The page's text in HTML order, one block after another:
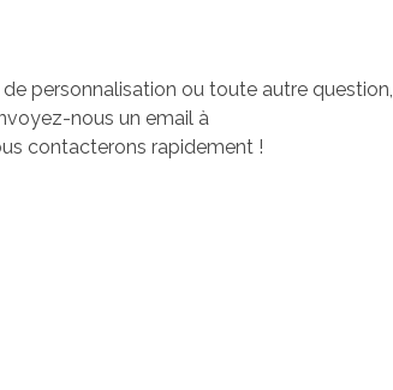
personnalisation ou toute autre question,
nous un email à
contacterons rapidement !